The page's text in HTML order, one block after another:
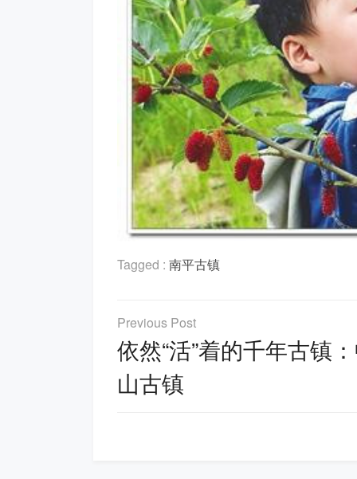
Tagged : 南平古镇
文
章
导
航
依然“活”着的千年古镇
山古镇